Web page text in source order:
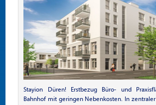
Stayion Düren! Erstbezug Büro- und
Bahnhof mit geringen Nebenkosten. In